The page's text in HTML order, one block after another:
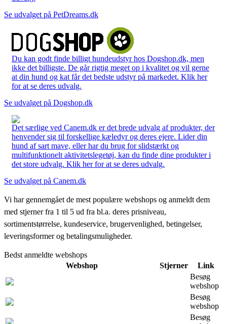
Se udvalget på PetDreams.dk
Du kan godt finde billigt hundeudstyr hos Dogshop.dk, men
ikke det billigste. De går rigtig meget op i kvalitet og vil gerne
at din hund og kat får det bedste udstyr på markedet. Klik her
for at se deres udvalg.
Se udvalget på Dogshop.dk
Det særlige ved Canem.dk er det brede udvalg af produkter, der
henvender sig til forskellige kæledyr og deres ejere. Lider din
hund af sart mave, eller har du brug for slidstærkt og
multifunktionelt aktivitetslegetøj, kan du finde dine produkter i
det store udvalg. Klik her for at se deres udvalg.
Se udvalget på Canem.dk
Vi har gennemgået de mest populære webshops og anmeldt dem
med stjerner fra 1 til 5 ud fra bl.a. deres prisniveau,
sortimentstørrelse, kundeservice, brugervenlighed, betingelser,
leveringsformer og betalingsmuligheder.
Bedst anmeldte webshops
Webshop
Stjerner
Link
Besøg
webshop
Besøg
webshop
Besøg